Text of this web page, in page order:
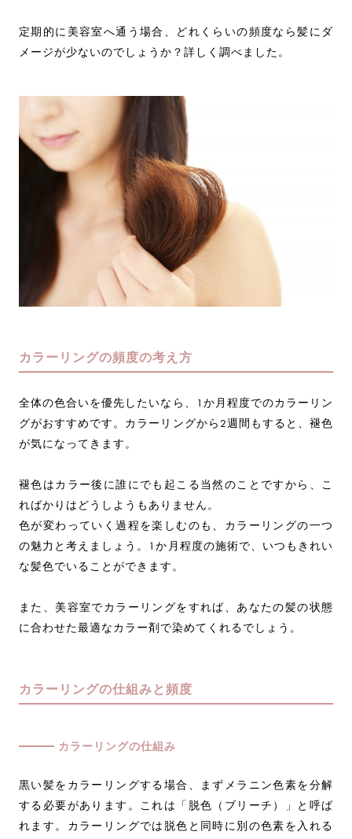
定期的に美容室へ通う場合、どれくらいの頻度なら髪にダ
メージが少ないのでしょうか？詳しく調べました。
カラーリングの頻度の考え方
全体の色合いを優先したいなら、1か月程度でのカラーリン
グがおすすめです。カラーリングから2週間もすると、褪色
が気になってきます。
褪色はカラー後に誰にでも起こる当然のことですから、こ
ればかりはどうしようもありません。
色が変わっていく過程を楽しむのも、カラーリングの一つ
の魅力と考えましょう。1か月程度の施術で、いつもきれい
な髪色でいることができます。
また、美容室でカラーリングをすれば、あなたの髪の状態
に合わせた最適なカラー剤で染めてくれるでしょう。
カラーリングの仕組みと頻度
カラーリングの仕組み
黒い髪をカラーリングする場合、まずメラニン色素を分解
する必要があります。これは「脱色（ブリーチ）」と呼ば
れます。カラーリングでは脱色と同時に別の色素を入れる